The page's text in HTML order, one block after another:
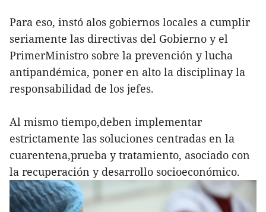
Para eso, instó alos gobiernos locales a cumplir
seriamente las directivas del Gobierno y el
PrimerMinistro sobre la prevención y lucha
antipandémica, poner en alto la disciplinay la
responsabilidad de los jefes.
Al mismo tiempo,deben implementar
estrictamente las soluciones centradas en la
cuarentena,prueba y tratamiento, asociado con
la recuperación y desarrollo socioeconómico.